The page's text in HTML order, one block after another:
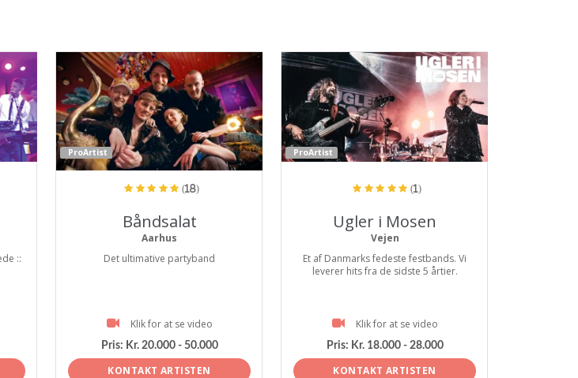
::
ProArtist
(18)
Båndsalat
Aarhus
Det ultimative partyband
Klik for at se video
Pris: Kr. 20.000 - 50.000
KONTAKT ARTISTEN
ProArtist
(1)
Ugler i Mosen
Vejen
Et af Danmarks fedeste festbands. Vi
leverer hits fra de sidste 5 årtier.
Klik for at se video
Pris: Kr. 18.000 - 28.000
KONTAKT ARTISTEN